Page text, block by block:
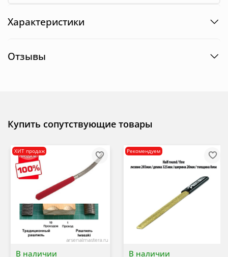
Характеристики
Отзывы
Купить сопутствующие товары
В наличии
ХИТ продаж
В наличии
Рекомендуем